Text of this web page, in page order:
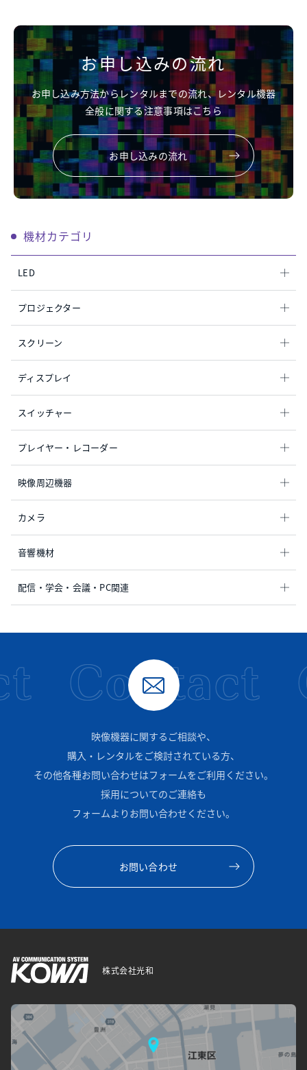
機材カテゴリ
LED
プロジェクター
スクリーン
ディスプレイ
スイッチャー
プレイヤー・レコーダー
映像周辺機器
カメラ
音響機材
配信・学会・会議・PC関連
お申し込みの流れ
お申し込み方法からレンタルまでの流れ、レンタル機器
全般に関する注意事項はこちら
お申し込みの流れ
Contact
映像機器に関するご相談や、
購入・レンタルをご検討されている方、
その他各種お問い合わせはフォームをご利用ください。
採用についてのご連絡も
フォームよりお問い合わせください。
お問い合わせ
株式会社光和